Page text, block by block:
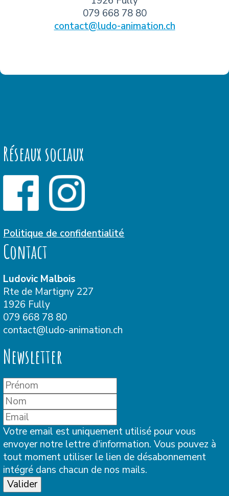
079 668 78 80
contact@ludo-animation.ch
Réseaux sociaux
Politique de confidentialité
Contact
Ludovic Malbois
Rte de Martigny 227
1926 Fully
079 668 78 80
contact@ludo-animation.ch
Newsletter
Votre email est uniquement utilisé pour vous
envoyer notre lettre d'information. Vous pouvez à
tout moment utiliser le lien de désabonnement
intégré dans chacun de nos mails.